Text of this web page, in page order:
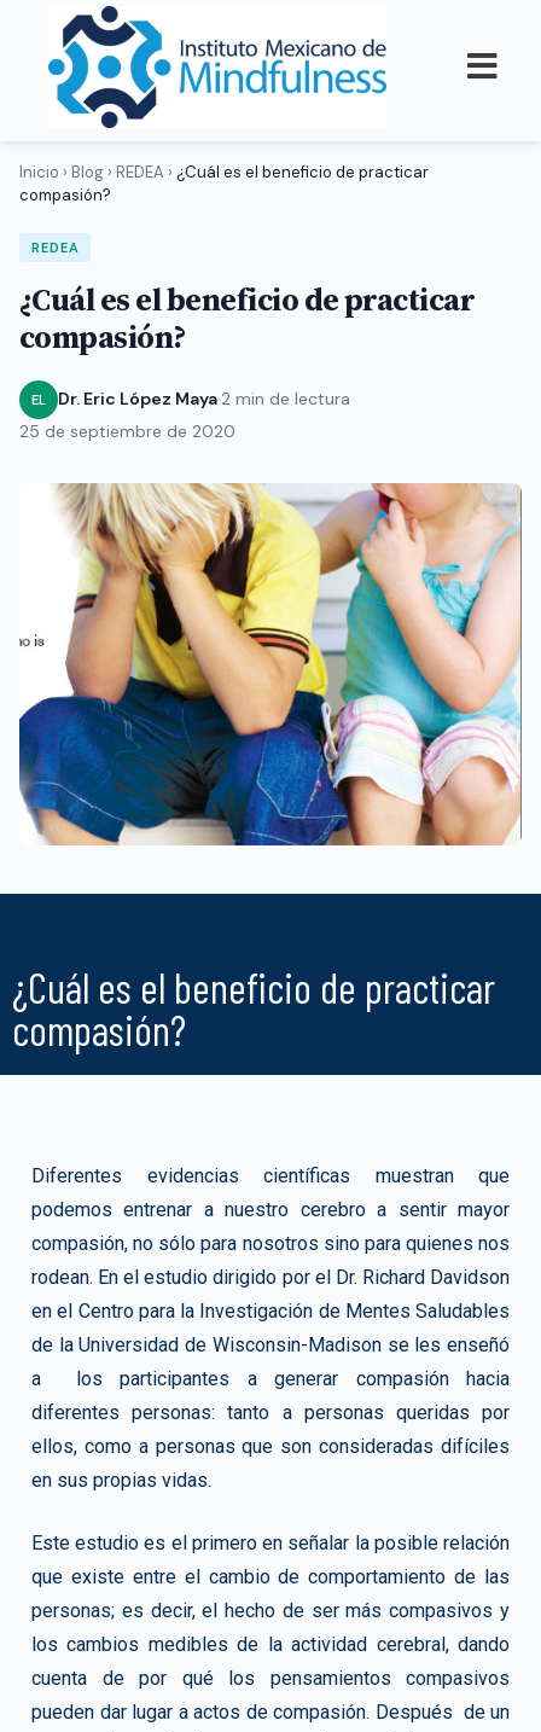
Inicio › Blog › REDEA › ¿Cuál es el beneficio de practicar
compasión?
REDEA
¿Cuál es el beneficio de practicar
compasión?
EL Dr. Eric López Maya2 min de lectura
25 de septiembre de 2020
¿Cuál es el beneficio de practicar
compasión?
Diferentes evidencias científicas muestran que
podemos entrenar a nuestro cerebro a sentir mayor
compasión, no sólo para nosotros sino para quienes nos
rodean. En el estudio dirigido por el Dr. Richard Davidson
en el Centro para la Investigación de Mentes Saludables
de la Universidad de Wisconsin-Madison se les enseñó
a los participantes a generar compasión hacia
diferentes personas: tanto a personas queridas por
ellos, como a personas que son consideradas difíciles
en sus propias vidas.
Este estudio es el primero en señalar la posible relación
que existe entre el cambio de comportamiento de las
personas; es decir, el hecho de ser más compasivos y
los cambios medibles de la actividad cerebral, dando
cuenta de por qué los pensamientos compasivos
pueden dar lugar a actos de compasión. Después de un